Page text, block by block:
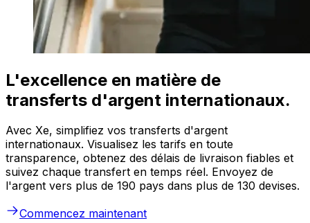
L'excellence en matière de
transferts d'argent internationaux.
Avec Xe, simplifiez vos transferts d'argent
internationaux. Visualisez les tarifs en toute
transparence, obtenez des délais de livraison fiables et
suivez chaque transfert en temps réel. Envoyez de
l'argent vers plus de 190 pays dans plus de 130 devises.
Commencez maintenant